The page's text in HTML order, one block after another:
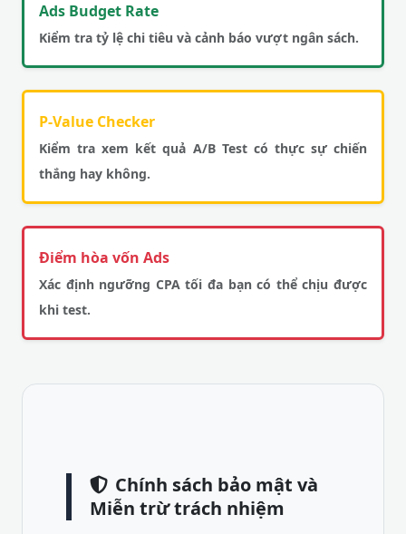
Ads Budget Rate
Kiểm tra tỷ lệ chi tiêu và cảnh báo vượt ngân sách.
P-Value Checker
Kiểm tra xem kết quả A/B Test có thực sự chiến
thắng hay không.
Điểm hòa vốn Ads
Xác định ngưỡng CPA tối đa bạn có thể chịu được
khi test.
Chính sách bảo mật và
Miễn trừ trách nhiệm